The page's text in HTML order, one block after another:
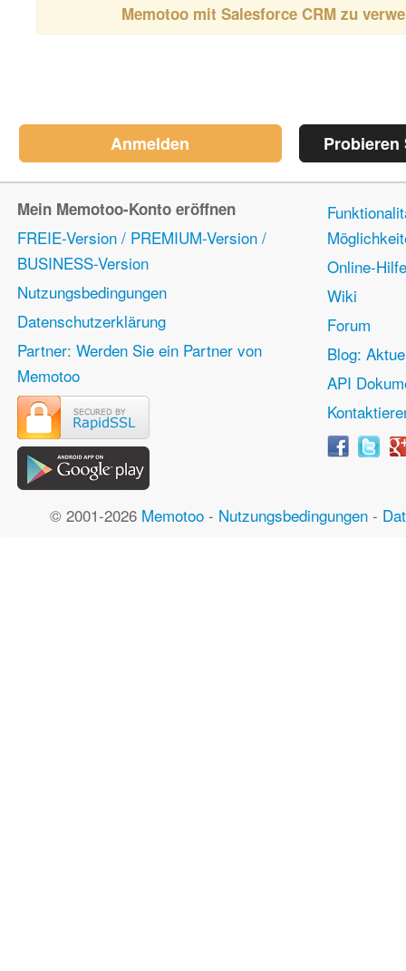
Memotoo mit Salesforce CRMzu
Anmelden Probieren
Mein Memotoo-Konto eröffnen
FREIE-Version / PREMIUM-Version /
BUSINESS-Version
Nutzungsbedingungen
Datenschutzerklärung
Partner: Werden Sie ein Partner von
Memotoo
Online-Hilfe
Wiki
Forum
Blog:
API
© 2001-2026 Memotoo- Nutzungsbedingungen-